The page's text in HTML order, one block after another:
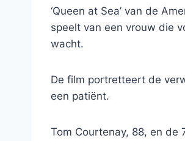
‘Queen at Sea’ van de
speelt van een vrouw die
wacht.
De film portretteert de
een patiënt.
Tom Courtenay, 88, en de